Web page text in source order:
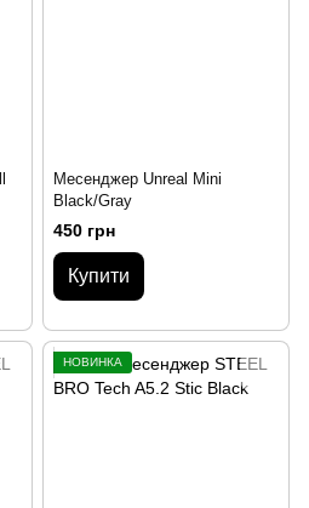
Месенджер Unreal Mini
Black/Gray
450 грн
Купити
НОВИНКА